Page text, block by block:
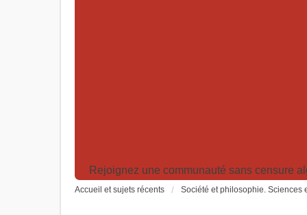
Rejoignez une communauté sans censure
Accueil et sujets récents Société et philosophie. Sciences